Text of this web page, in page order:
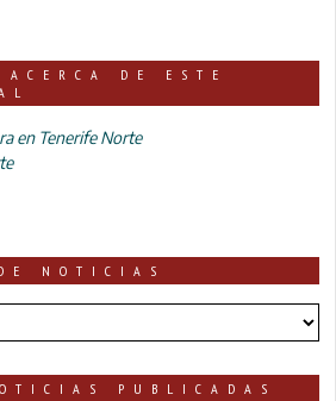
DE ESTE
en Tenerife Norte
NOTICIAS
PUBLICADAS